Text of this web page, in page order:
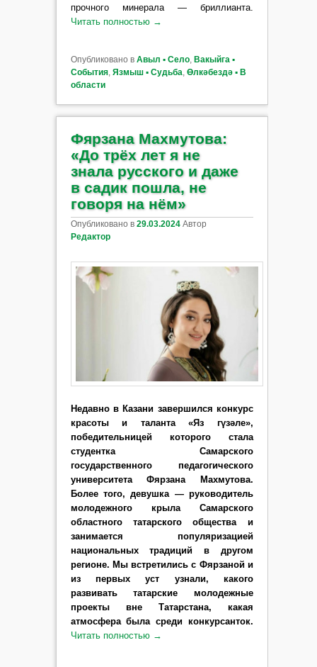
прочного минерала — бриллианта.
Читать полностью →
Опубликовано в Авыл ▪ Село, Вакыйга ▪
События, Язмыш ▪ Судьба, Өлкәбездә ▪ В
области
Фярзана Махмутова:
«До трёх лет я не
знала русского и даже
в садик пошла, не
говоря на нём»
Опубликовано в 29.03.2024 Автор
Редактор
Недавно в Казани завершился конкурс
красоты и таланта «Яз гүзәле»,
победительницей которого стала
студентка Самарского
государственного педагогического
университета Фярзана Махмутова.
Более того, девушка — руководитель
молодежного крыла Самарского
областного татарского общества и
занимается популяризацией
национальных традиций в другом
регионе. Мы встретились с Фярзаной и
из первых уст узнали, какого
развивать татарские молодежные
проекты вне Татарстана, какая
атмосфера была среди конкурсанток.
Читать полностью →